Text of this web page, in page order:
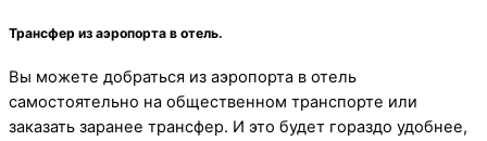
Трансфер из аэропорта в отель.
Вы можете добраться из аэропорта в отель
самостоятельно на общественном транспорте или
заказать заранее трансфер. И это будет гораздо удобнее,